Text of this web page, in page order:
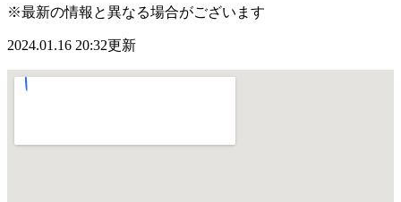
※最新の情報と異なる場合がございます
2024.01.16 20:32更新